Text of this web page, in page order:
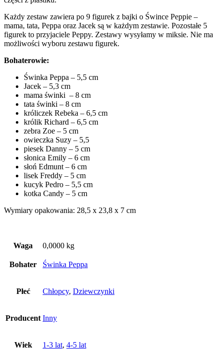
Każdy zestaw zawiera po 9 figurek z bajki o Śwince Peppie –
mama, tata, Peppa oraz Jacek są w każdym zestawie. Pozostałe 5
figurek to przyjaciele Peppy. Zestawy wysyłamy w miksie. Nie ma
możliwości wyboru zestawu figurek.
Bohaterowie:
Świnka Peppa – 5,5 cm
Jacek – 5,3 cm
mama świnki – 8 cm
tata świnki – 8 cm
króliczek Rebeka – 6,5 cm
królik Richard – 6,5 cm
zebra Zoe – 5 cm
owieczka Suzy – 5,5
piesek Danny – 5 cm
słonica Emily – 6 cm
słoń Edmunt – 6 cm
lisek Freddy – 5 cm
kucyk Pedro – 5,5 cm
kotka Candy – 5 cm
Wymiary opakowania: 28,5 x 23,8 x 7 cm
Waga 0,0000 kg
Bohater Świnka Peppa
Płeć Chłopcy, Dziewczynki
Producent Inny
Wiek 1-3 lat, 4-5 lat